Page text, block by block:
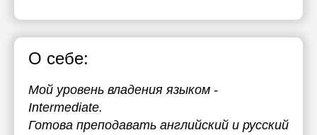
О себе:
Мой уровень владения языком -
Intermediate.
Готова преподавать английский и русский